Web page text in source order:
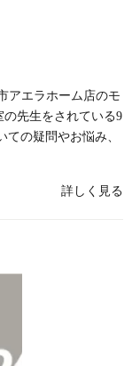
アエラホーム店のモ
先生をされている9
の疑問やお悩み、
詳しく見る